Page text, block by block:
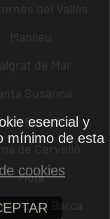
del Vallès
Manlleu
de Mar
Susanna
del Penedès
de Cervelló
Moià
de la Barca
esencial y
mínimo de esta
cookies